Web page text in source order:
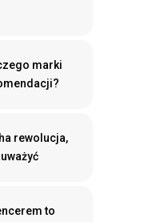
marki
rewolucja,
to